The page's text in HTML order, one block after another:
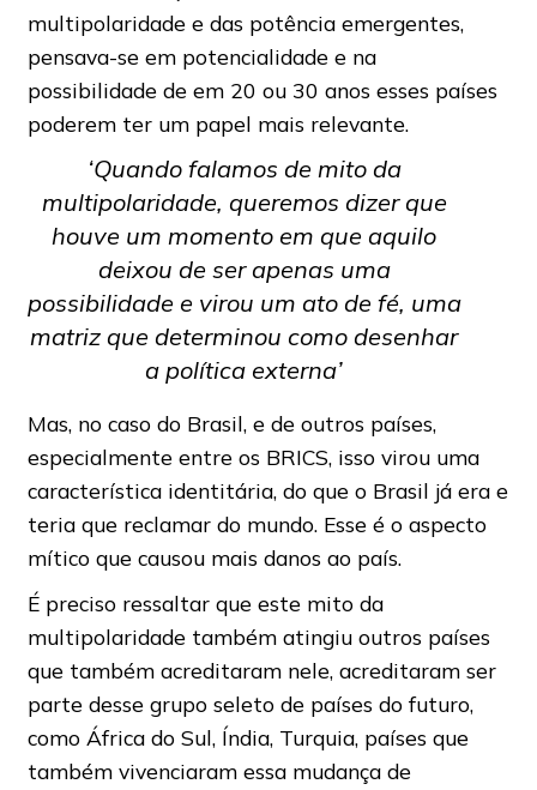
multipolaridade e das potência emergentes,
pensava-se em potencialidade e na
possibilidade de em 20 ou 30 anos esses países
poderem ter um papel mais relevante.
‘Quando falamos de mito da
multipolaridade, queremos dizer que
houve um momento em que aquilo
deixou de ser apenas uma
possibilidade e virou um ato de fé, uma
matriz que determinou como desenhar
a política externa’
Mas, no caso do Brasil, e de outros países,
especialmente entre os BRICS, isso virou uma
característica identitária, do que o Brasil já era e
teria que reclamar do mundo. Esse é o aspecto
mítico que causou mais danos ao país.
É preciso ressaltar que este mito da
multipolaridade também atingiu outros países
que também acreditaram nele, acreditaram ser
parte desse grupo seleto de países do futuro,
como África do Sul, Índia, Turquia, países que
também vivenciaram essa mudança de